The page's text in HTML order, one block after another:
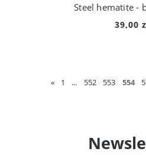
Steel hematite -
39,00
« 1 ... 552 553 554